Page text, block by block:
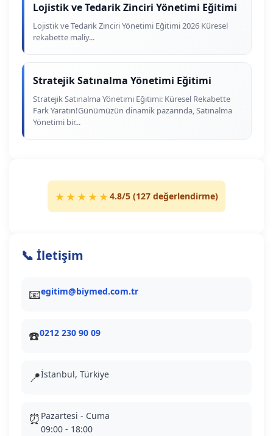
Lojistik ve Tedarik Zinciri Yönetimi Eğitimi
Lojistik ve Tedarik Zinciri Yönetimi Eğitimi 2026 Küresel
rekabette maliy...
Stratejik Satınalma Yönetimi Eğitimi
Stratejik Satınalma Yönetimi Eğitimi: Küresel Rekabette
Fark Yaratın!Günümüzün dinamik pazarında, Satınalma
Yönetimi bir...
★★★★★4.8/5 (127 değerlendirme)
📞 İletişim
📧egitim@biymed.com.tr
☎️0212 230 90 09
📍İstanbul, Türkiye
⏰ Pazartesi - Cuma
09:00 - 18:00